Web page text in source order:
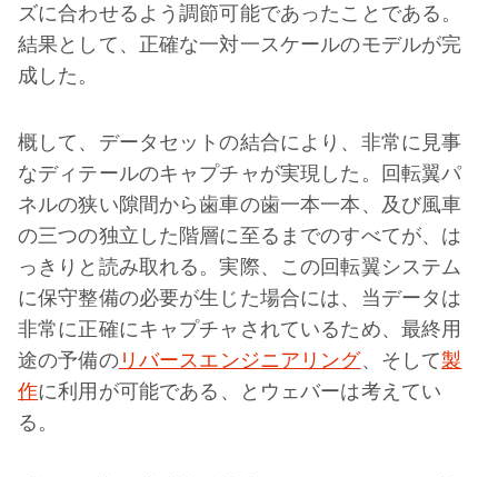
ズに合わせるよう調節可能であったことである。
結果として、正確な一対一スケールのモデルが完
成した。
概して、データセットの結合により、非常に見事
なディテールのキャプチャが実現した。回転翼パ
ネルの狭い隙間から歯車の歯一本一本、及び風車
の三つの独立した階層に至るまでのすべてが、は
っきりと読み取れる。実際、この回転翼システム
に保守整備の必要が生じた場合には、当データは
非常に正確にキャプチャされているため、最終用
途の予備のリバースエンジニアリング、そして製
作に利用が可能である、とウェバーは考えてい
る。